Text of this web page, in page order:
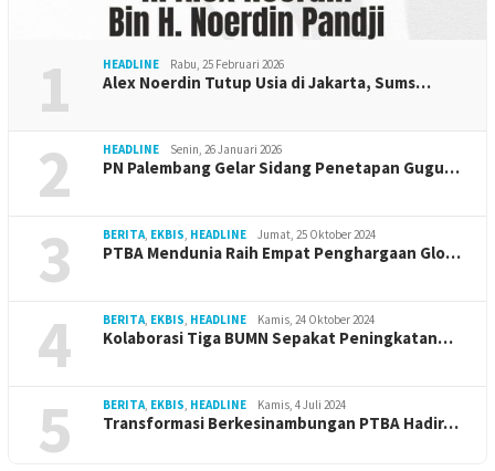
1 HEADLINE Rabu, 25 Februari 2026
Alex Noerdin Tutup Usia di Jakarta, Sums…
2 HEADLINE Senin, 26 Januari 2026
PN Palembang Gelar Sidang Penetapan Gugu…
3 BERITA EKBIS HEADLINE Jumat, 25 Oktober 2024
PTBA Mendunia Raih Empat Penghargaan Glo…
4 BERITA EKBIS HEADLINE Kamis, 24 Oktober 2024
Kolaborasi Tiga BUMN Sepakat Peningkatan…
5 BERITA EKBIS HEADLINE Kamis, 4 Juli 2024
Transformasi Berkesinambungan PTBA Hadir…